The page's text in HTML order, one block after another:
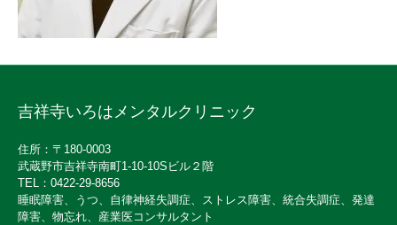
吉祥寺いろはメンタルクリニック
住所：〒180-0003
武蔵野市吉祥寺南町1-10-10Sビル２階
TEL：0422-29-8656
睡眠障害、うつ、自律神経失調症、ストレス障害、統合失調症、発達
障害、物忘れ、産業医コンサルタント